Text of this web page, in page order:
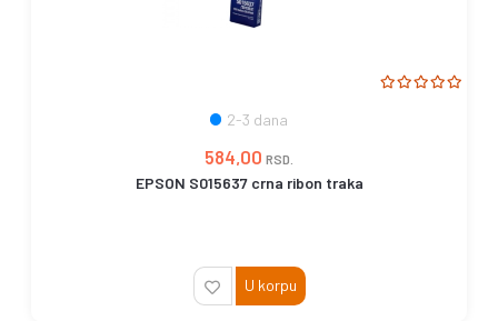
2-3 dana
584,00 RSD.
EPSON S015637 crna ribon traka
U korpu